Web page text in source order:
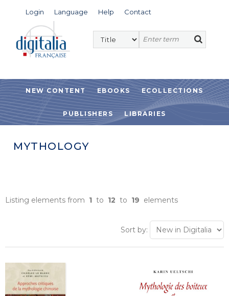
Login Language Help Contact
NEW CONTENT EBOOKS ECOLLECTIONS
PUBLISHERS LIBRARIES
MYTHOLOGY
Listing elements from 1 to 12 to 19 elements
Sort by: